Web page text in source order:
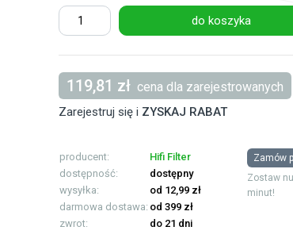
do koszyka
119,81 zł cena dla zarejestrowanych
Zarejestruj się i ZYSKAJ RABAT
producent:
Hifi Filter
dostępność:
dostępny
wysyłka:
od 12,99 zł
darmowa dostawa: od 399 zł
zwrot:
do 21 dni
Zamów
Zostaw
minut!